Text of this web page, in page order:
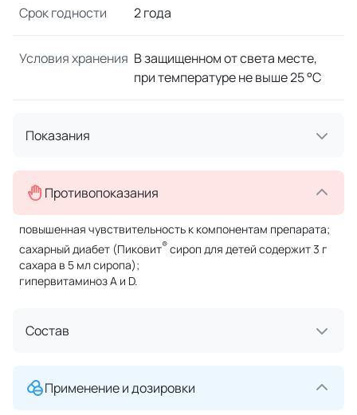
Срок годности 2 года
Условия хранения В защищенном от света месте,
при температуре не выше 25 °C
Показания
Противопоказания
повышенная чувствительность к компонентам препарата;
сахарный диабет (Пиковит® сироп для детей содержит 3 г
сахара в 5 мл сиропа);
гипервитаминоз A и D.
Состав
Применение и дозировки